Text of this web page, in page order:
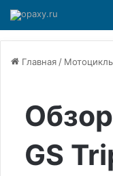
Главная /
GS